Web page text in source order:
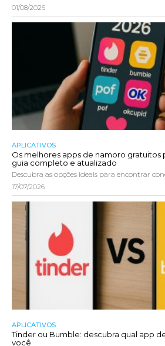
01/08/2026
APLICATIVOS
Os melhores apps de namoro gratuitos
guia completo e atualizado
Descubra as opções ideais para encontrar
17/07/2026
APLICATIVOS
Tinder ou Bumble: descubra qual app
você